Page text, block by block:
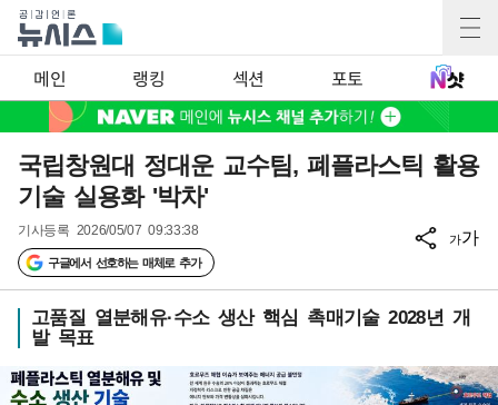
메인 랭킹 섹션 포토
국립창원대 정대운 교수팀, 폐플라스틱 활용
기술 실용화 '박차'
기사등록 2026/05/07 09:33:38
구글에서 선호하는 매체로 추가
가가
고품질 열분해유·수소 생산 핵심 촉매기술 2028년 개
발 목표